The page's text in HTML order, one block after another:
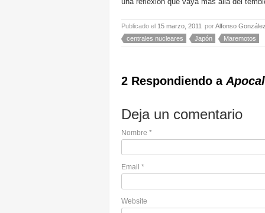
Publicado el 15 marzo, 2011 porAlfonso
centrales nucleares
Japón Maremotos
2 Respondiendo a
Deja un comentario
Nombre *
Email *
Website